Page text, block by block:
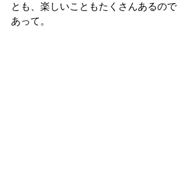
とも、楽しいこともたくさんあるので
あって。